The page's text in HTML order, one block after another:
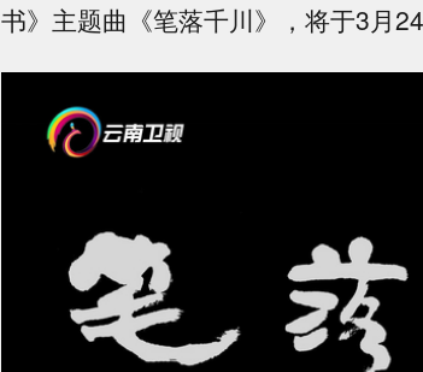
书》主题曲《笔落千川》，将于3月